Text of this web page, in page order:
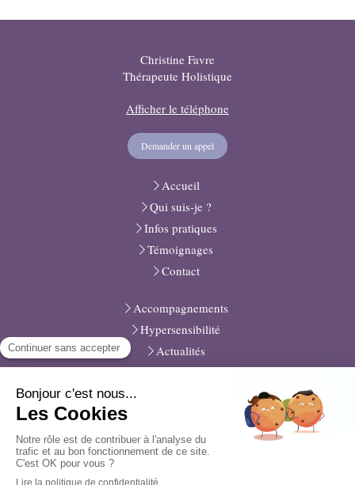
Christine Favre
Thérapeute Holistique
Afficher le téléphone
Demander un appel
Accueil
Qui suis-je ?
Infos pratiques
Témoignages
Contact
Accompagnements
Hypersensibilité
Actualités
Création et référencement du site par Simplébo